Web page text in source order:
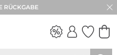
RÜCKGABE